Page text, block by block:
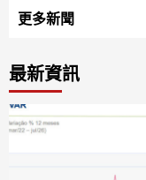
更多新聞
最新資訊